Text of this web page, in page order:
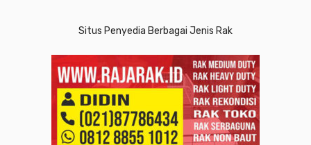
Situs Penyedia Berbagai Jenis Rak